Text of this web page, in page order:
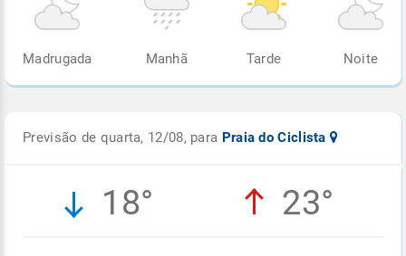
Madrugada Manhã Tarde Noite
Previsão de quarta, 12/08, para Praia do Ciclista
18° 23°